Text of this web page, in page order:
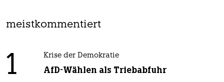
meistkommentiert
1 Krise der Demokratie
AfD-Wählen als Triebabfuhr